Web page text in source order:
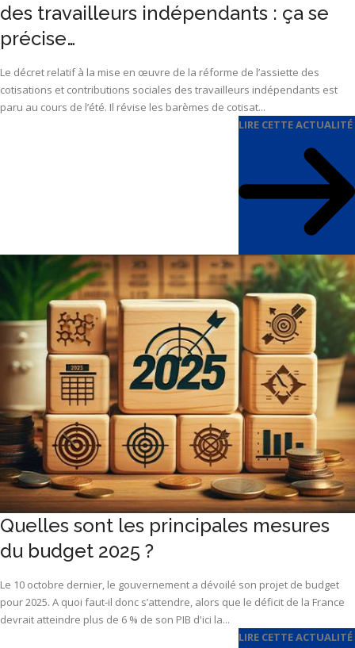
des travailleurs indépendants : ça se
précise…
Le décret relatif à la mise en œuvre de la réforme de l’assiette des
cotisations et contributions sociales des travailleurs indépendants est
paru au cours de l’été. Il révise les barèmes de cotisat...
LIRE CETTE ACTUALITÉ
Quelles sont les principales mesures
du budget 2025 ?
Le 10 octobre dernier, le gouvernement a dévoilé son projet de budget
pour 2025. A quoi faut-il donc s’attendre, alors que le déficit de la France
devrait atteindre plus de 6 % de son PIB d'ici la...
LIRE CETTE ACTUALITÉ